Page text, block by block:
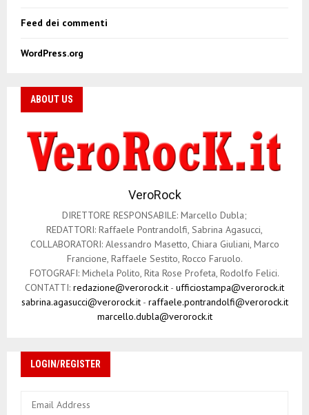
Feed dei commenti
WordPress.org
ABOUT US
VeroRock
DIRETTORE RESPONSABILE: Marcello Dubla;
REDATTORI: Raffaele Pontrandolfi, Sabrina Agasucci,
COLLABORATORI: Alessandro Masetto, Chiara Giuliani, Marco
Francione, Raffaele Sestito, Rocco Faruolo.
FOTOGRAFI: Michela Polito, Rita Rose Profeta, Rodolfo Felici.
CONTATTI: redazione@verorock.it - ufficiostampa@verorock.it
sabrina.agasucci@verorock.it- raffaele.pontrandolfi@verorock.it
marcello.dubla@verorock.it
LOGIN/REGISTER